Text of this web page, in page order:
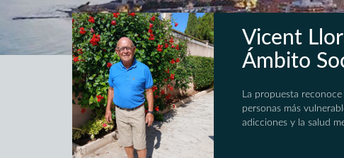
Vicent
Ámbito
La propuesta
personas más
adicciones y la salud